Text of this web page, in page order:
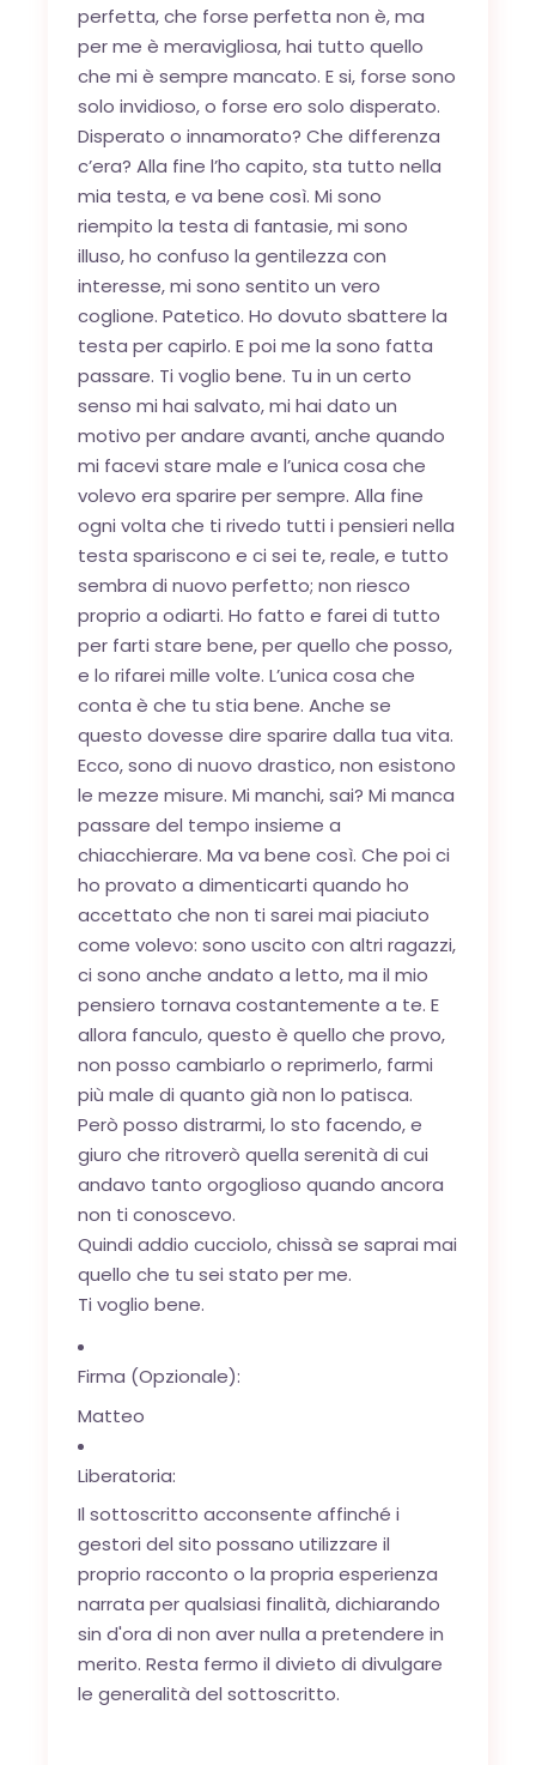
perfetta, che forse perfetta non è, ma
per me è meravigliosa, hai tutto quello
che mi è sempre mancato. E si, forse sono
solo invidioso, o forse ero solo disperato.
Disperato o innamorato? Che differenza
c’era? Alla fine l’ho capito, sta tutto nella
mia testa, e va bene così. Mi sono
riempito la testa di fantasie, mi sono
illuso, ho confuso la gentilezza con
interesse, mi sono sentito un vero
coglione. Patetico. Ho dovuto sbattere la
testa per capirlo. E poi me la sono fatta
passare. Ti voglio bene. Tu in un certo
senso mi hai salvato, mi hai dato un
motivo per andare avanti, anche quando
mi facevi stare male e l’unica cosa che
volevo era sparire per sempre. Alla fine
ogni volta che ti rivedo tutti i pensieri nella
testa spariscono e ci sei te, reale, e tutto
sembra di nuovo perfetto; non riesco
proprio a odiarti. Ho fatto e farei di tutto
per farti stare bene, per quello che posso,
e lo rifarei mille volte. L’unica cosa che
conta è che tu stia bene. Anche se
questo dovesse dire sparire dalla tua vita.
Ecco, sono di nuovo drastico, non esistono
le mezze misure. Mi manchi, sai? Mi manca
passare del tempo insieme a
chiacchierare. Ma va bene così. Che poi ci
ho provato a dimenticarti quando ho
accettato che non ti sarei mai piaciuto
come volevo: sono uscito con altri ragazzi,
ci sono anche andato a letto, ma il mio
pensiero tornava costantemente a te. E
allora fanculo, questo è quello che provo,
non posso cambiarlo o reprimerlo, farmi
più male di quanto già non lo patisca.
Però posso distrarmi, lo sto facendo, e
giuro che ritroverò quella serenità di cui
andavo tanto orgoglioso quando ancora
non ti conoscevo.
Quindi addio cucciolo, chissà se saprai mai
quello che tu sei stato per me.
Ti voglio bene.
Firma (Opzionale):
Matteo
Liberatoria:
Il sottoscritto acconsente affinché i
gestori del sito possano utilizzare il
proprio racconto o la propria esperienza
narrata per qualsiasi finalità, dichiarando
sin d'ora di non aver nulla a pretendere in
merito. Resta fermo il divieto di divulgare
le generalità del sottoscritto.